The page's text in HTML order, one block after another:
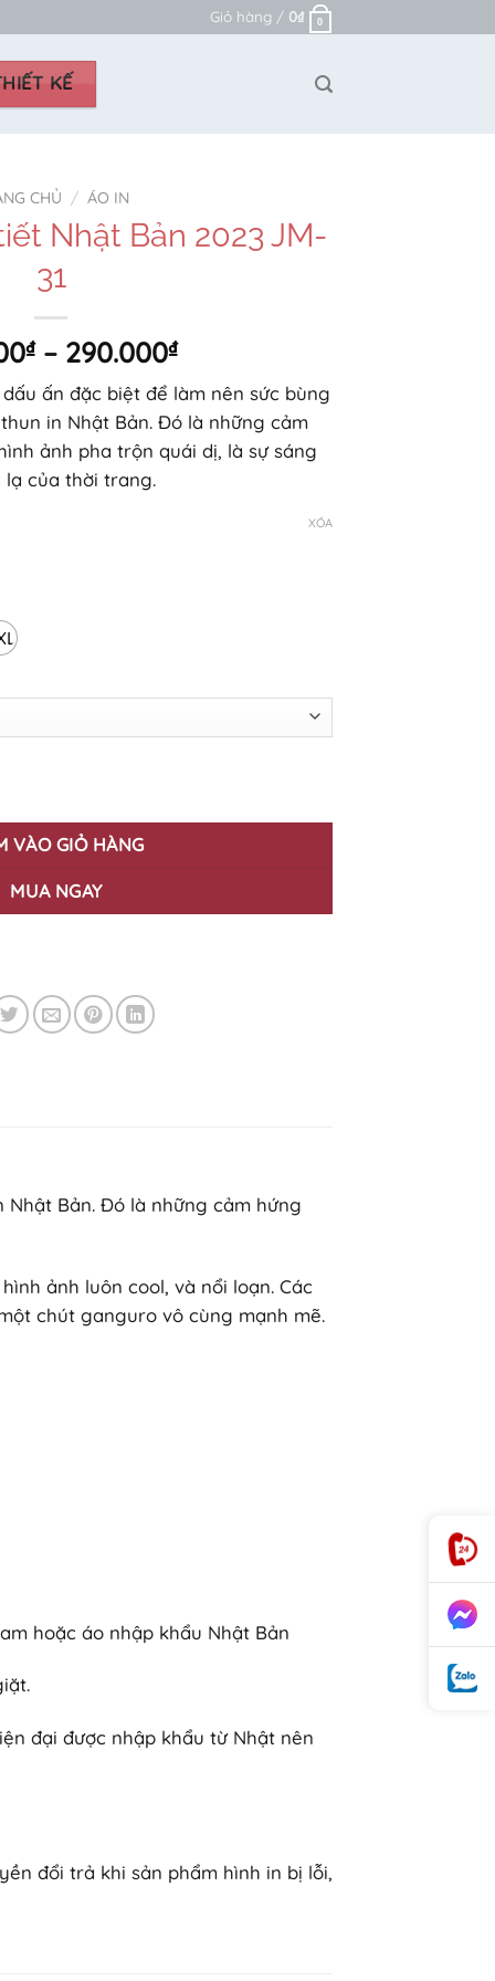
Giỏ hàng / 0₫ 0
KẾ
CHỦ / ÁO IN
Nhật Bản 2023 JM-
31
₫ – 290.000₫Khoảng
giá:
từ
270.000₫
đến
ấn đặc biệt để làm nên sức bùng
in Nhật Bản. Đó là những cảm
ảnh pha trộn quái dị, là sự sáng
lạ của thời trang.
XÓA
VÀO GIỎ HÀNG
MUA NGAY
Bản. Đó là những cảm hứng
ảnh luôn cool, và nổi loạn. Các
chút ganguro vô cùng mạnh mẽ.
hoặc áo nhập khẩu Nhật Bản
đại được nhập khẩu từ Nhật nên
đổi trả khi sản phẩm hình in bị lỗi,